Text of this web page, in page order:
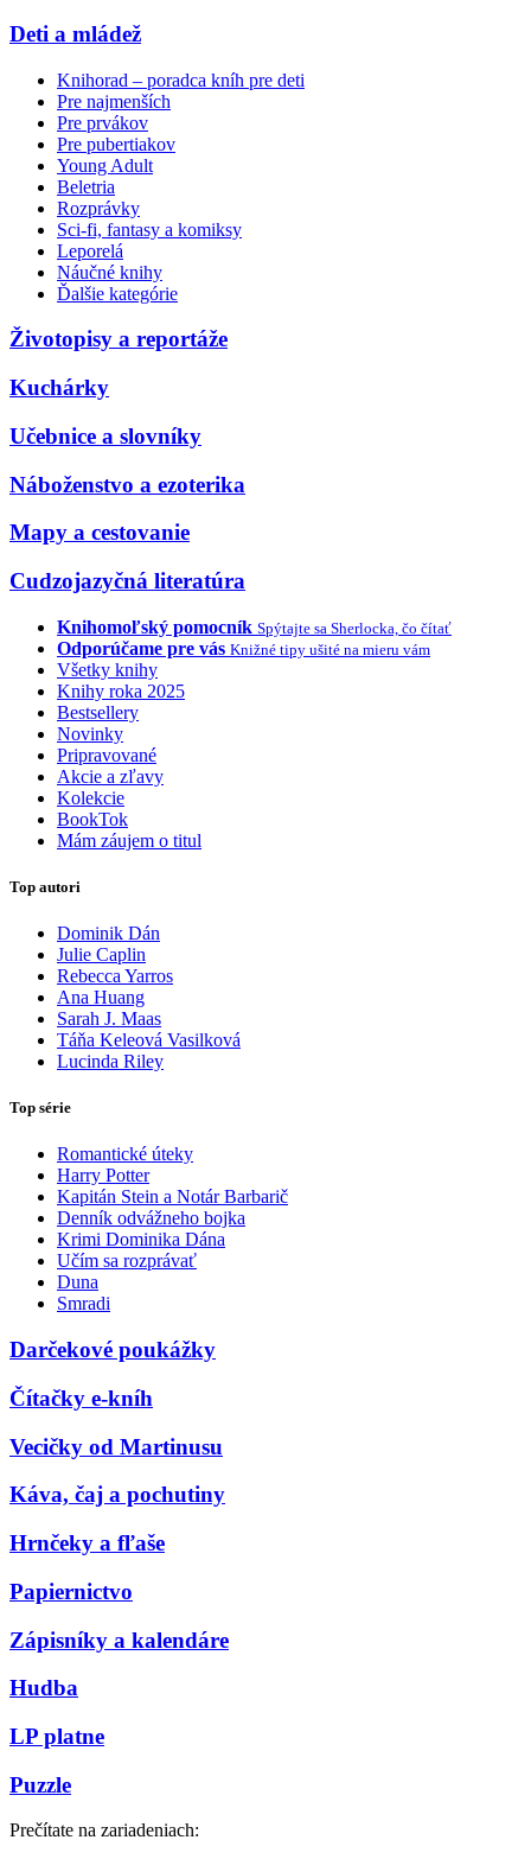
Deti a mládež
Knihorad – poradca kníh pre deti
Pre najmenších
Pre prvákov
Pre pubertiakov
Young Adult
Beletria
Rozprávky
Sci-fi, fantasy a komiksy
Leporelá
Náučné knihy
Ďalšie kategórie
Životopisy a reportáže
Kuchárky
Učebnice a slovníky
Náboženstvo a ezoterika
Mapy a cestovanie
Cudzojazyčná literatúra
Knihomoľský pomocník Spýtajte sa Sherlocka, čo čítať
Odporúčame pre vás Knižné tipy ušité na mieru vám
Všetky knihy
Knihy roka 2025
Bestsellery
Novinky
Pripravované
Akcie a zľavy
Kolekcie
BookTok
Mám záujem o titul
Top autori
Dominik Dán
Julie Caplin
Rebecca Yarros
Ana Huang
Sarah J. Maas
Táňa Keleová Vasilková
Lucinda Riley
Top série
Romantické úteky
Harry Potter
Kapitán Stein a Notár Barbarič
Denník odvážneho bojka
Krimi Dominika Dána
Učím sa rozprávať
Duna
Smradi
Darčekové poukážky
Čítačky e-kníh
Vecičky od Martinusu
Káva, čaj a pochutiny
Hrnčeky a fľaše
Papiernictvo
Zápisníky a kalendáre
Hudba
LP platne
Puzzle
Prečítate na zariadeniach: